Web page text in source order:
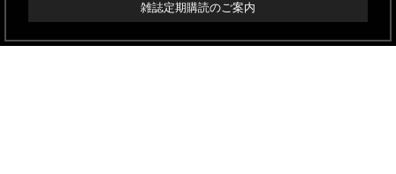
雑誌定期購読のご案内